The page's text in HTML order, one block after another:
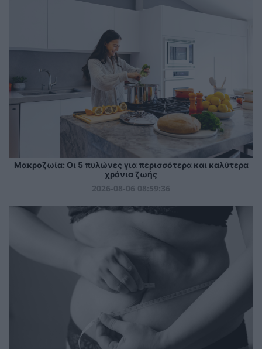
Mακροζωία: Οι 5 πυλώνες για περισσότερα και καλύτερα
χρόνια ζωής
2026-08-06 08:59:36